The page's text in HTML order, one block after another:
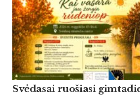
Svėdasai ruošiasi